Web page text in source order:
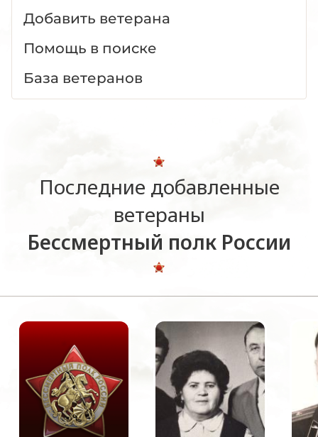
Добавить ветерана
Помощь в поиске
База ветеранов
Последние добавленные
ветераны
Бессмертный полк России